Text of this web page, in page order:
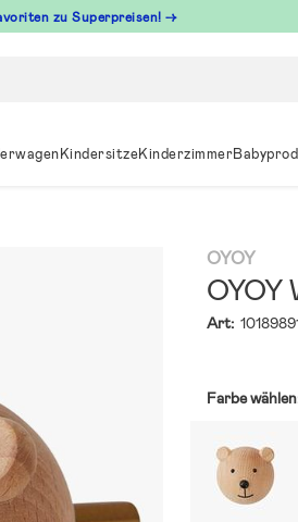
zu Superpreisen! →
KindersitzeKinderzimmer
OYOY
OYOY
Art:
Farbe